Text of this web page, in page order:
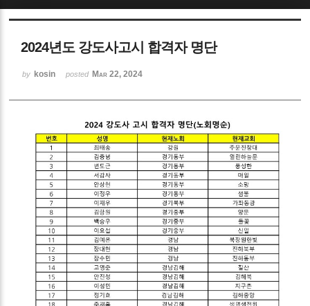
2024년도 강도사고시 합격자 명단
by kosin posted Mar 22, 2024
Sketchbook5, 스케치북5
Sketchbook5, 스케치북5